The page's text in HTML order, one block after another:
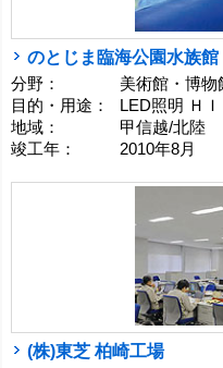
のとじま臨海公園水族
分野：
美術館・博
目的・用途：
LED照明 Ｈ
地域：
甲信越/北陸
竣工年：
2010年8月
(株)東芝 柏崎工場